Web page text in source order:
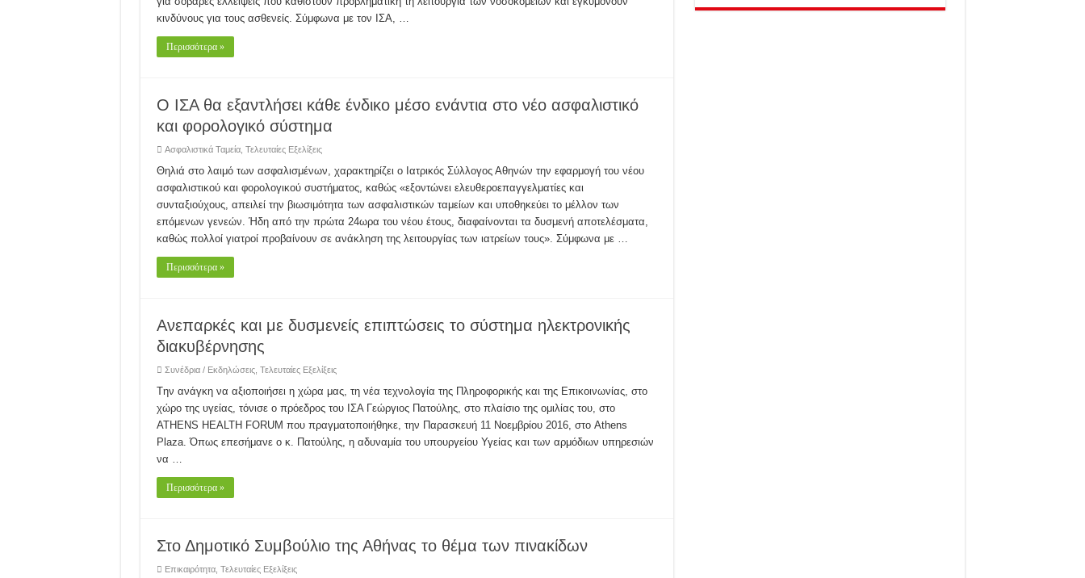
κινδύνους για τους ασθενείς. Σύμφωνα με τον ΙΣΑ, …
Περισσότερα »
O IΣΑ θα εξαντλήσει κάθε ένδικο μέσο ενάντια στο νέο ασφαλιστικό
και φορολογικό σύστημα
Ασφαλιστικά Ταμεία, Τελευταίες Εξελίξεις
Θηλιά στο λαιμό των ασφαλισμένων, χαρακτηρίζει ο Ιατρικός Σύλλογος Αθηνών την εφαρμογή του νέου
ασφαλιστικού και φορολογικού συστήματος, καθώς «εξοντώνει ελευθεροεπαγγελματίες και
συνταξιούχους, απειλεί την βιωσιμότητα των ασφαλιστικών ταμείων και υποθηκεύει το μέλλον των
επόμενων γενεών. Ήδη από την πρώτα 24ωρα του νέου έτους, διαφαίνονται τα δυσμενή αποτελέσματα,
καθώς πολλοί γιατροί προβαίνουν σε ανάκληση της λειτουργίας των ιατρείων τους». Σύμφωνα με …
Περισσότερα »
Ανεπαρκές και με δυσμενείς επιπτώσεις το σύστημα ηλεκτρονικής
διακυβέρνησης
Συνέδρια / Εκδηλώσεις, Τελευταίες Εξελίξεις
Tην ανάγκη να αξιοποιήσει η χώρα μας, τη νέα τεχνολογία της Πληροφορικής και της Επικοινωνίας, στο
χώρο της υγείας, τόνισε ο πρόεδρος του ΙΣΑ Γεώργιος Πατούλης, στο πλαίσιο της ομιλίας του, στο
ATHENS HEALTH FORUM που πραγματοποιήθηκε, την Παρασκευή 11 Νοεμβρίου 2016, στο Athens
Plaza. Όπως επεσήμανε ο κ. Πατούλης, η αδυναμία του υπουργείου Υγείας και των αρμόδιων υπηρεσιών
να …
Περισσότερα »
Στο Δημοτικό Συμβούλιο της Αθήνας το θέμα των πινακίδων
Επικαιρότητα, Τελευταίες Εξελίξεις